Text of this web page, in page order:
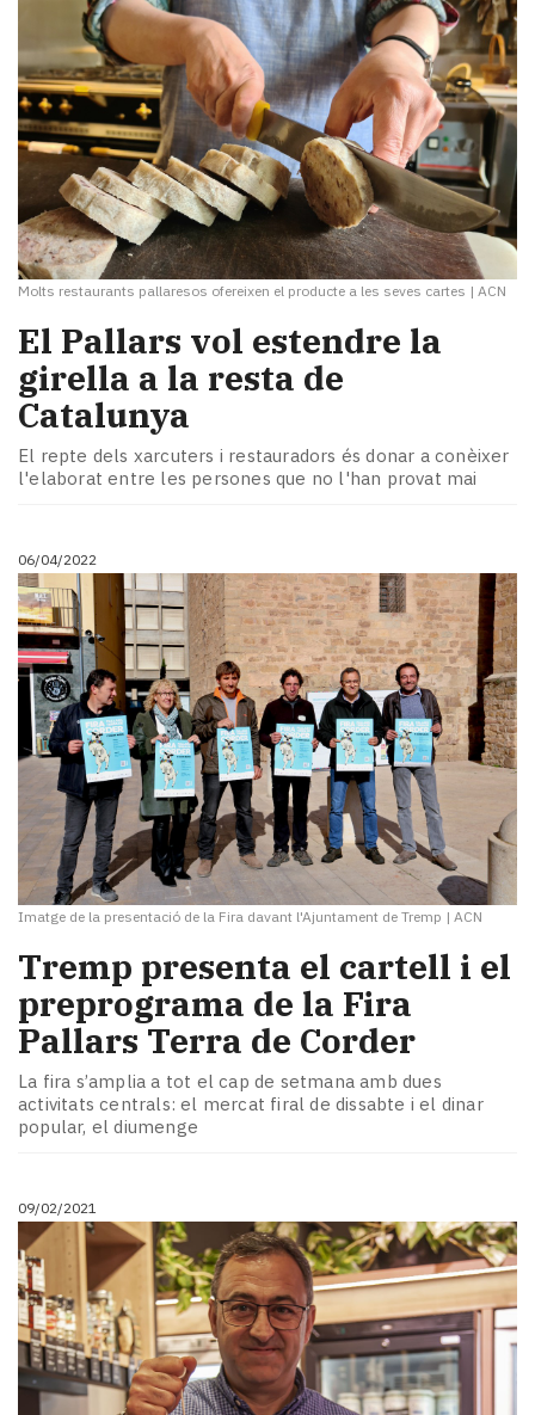
Molts restaurants pallaresos ofereixen el producte a les seves cartes | ACN
El Pallars vol estendre la
girella a la resta de
Catalunya
El repte dels xarcuters i restauradors és donar a conèixer
l'elaborat entre les persones que no l'han provat mai
06/04/2022
Imatge de la presentació de la Fira davant l'Ajuntament de Tremp | ACN
Tremp presenta el cartell i el
preprograma de la Fira
Pallars Terra de Corder
La fira s’amplia a tot el cap de setmana amb dues
activitats centrals: el mercat firal de dissabte i el dinar
popular, el diumenge
09/02/2021